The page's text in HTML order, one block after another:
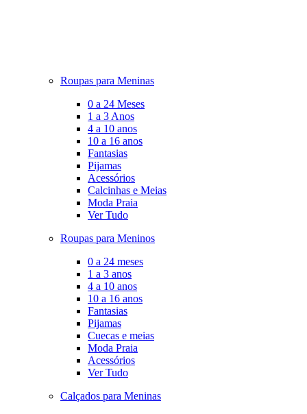
Roupas para Meninas
0 a 24 Meses
1 a 3 Anos
4 a 10 anos
10 a 16 anos
Fantasias
Pijamas
Acessórios
Calcinhas e Meias
Moda Praia
Ver Tudo
Roupas para Meninos
0 a 24 meses
1 a 3 anos
4 a 10 anos
10 a 16 anos
Fantasias
Pijamas
Cuecas e meias
Moda Praia
Acessórios
Ver Tudo
Calçados para Meninas